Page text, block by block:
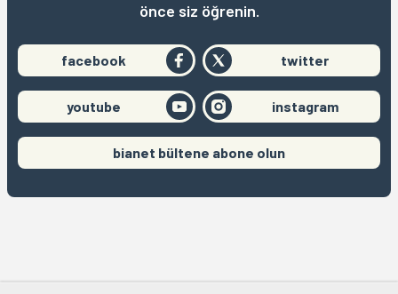
önce siz öğrenin.
facebook twitter
youtube instagram
bianet bültene abone olun